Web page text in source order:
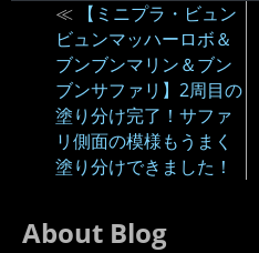
≪
【ミニプラ・ビュン
ビュンマッハーロボ＆
ブンブンマリン＆ブン
ブンサファリ】2周目の
塗り分け完了！サファ
リ側面の模様もうまく
塗り分けできました！
About Blog